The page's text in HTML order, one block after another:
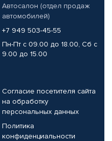
Автосалон (отдел продаж
автомобилей)
+7 949 503-45-55
Пн-Пт с 09.00 до 18.00, Сб с
9.00 до 15.00
Согласие посетителя сайта
на обработку
персональных данных
Политика
конфиденциальности